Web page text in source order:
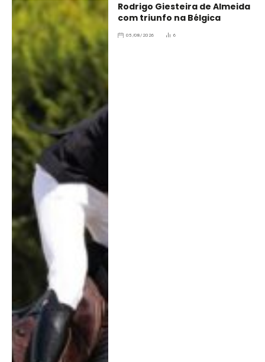
Rodrigo Giesteira de Almeida
com triunfo na Bélgica
05/08/2026 6